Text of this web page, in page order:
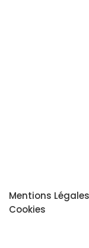
Mentions Légales
Cookies